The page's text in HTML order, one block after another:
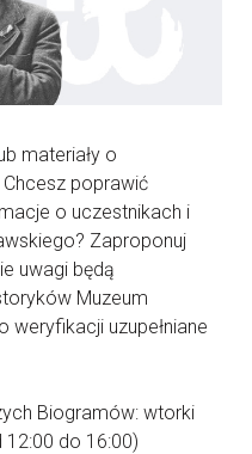
materiały o
poprawić
o uczestnikach i
Zaproponuj
uwagi będą
Muzeum
weryfikacji uzupełniane
Biogramów: wtorki
do 16:00)